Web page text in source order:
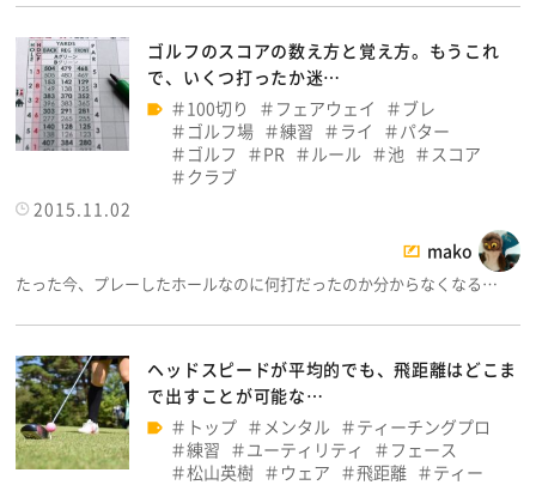
ゴルフのスコアの数え方と覚え方。もうこれ
で、いくつ打ったか迷…
100切り
フェアウェイ
ブレ
ゴルフ場
練習 ライ
パター
ゴルフ
PR ルール 池
スコア
クラブ
2015.11.02
mako
たった今、プレーしたホールなのに何打だったのか分からなくなる…
ヘッドスピードが平均的でも、飛距離はどこま
で出すことが可能な…
トップ
メンタル
ティーチングプロ
練習
ユーティリティ
フェース
松山英樹
ウェア 飛距離
ティー